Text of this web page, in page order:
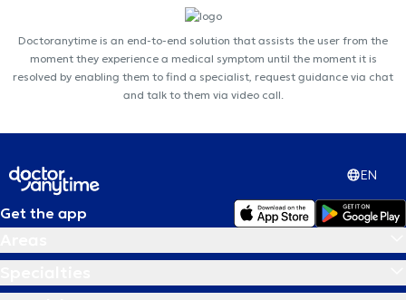
Doctoranytime is an end-to-end solution that assists the user from the
moment they experience a medical symptom until the moment it is
resolved by enabling them to find a specialist, request guidance via chat
and talk to them via video call.
EN
Get the app